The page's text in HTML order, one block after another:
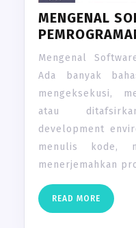
MENGENAL
Mengenal
Ada banyak
mengeksekusi,
atau
development
menulis kode,
menerjemahkan
READ MORE READ
MORE